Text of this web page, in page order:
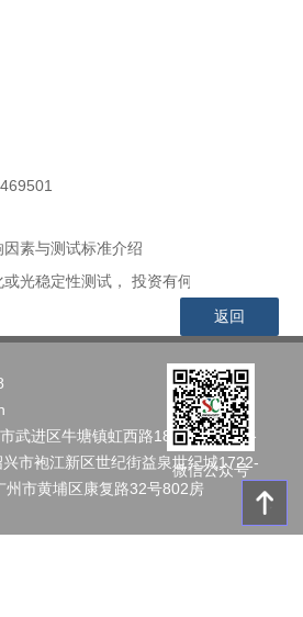
素与测试标准介绍
光稳定性测试， 投资有何回报？
返回
微信公众号
武进区牛塘镇虹西路186号创智云谷
市袍江新区世纪街益泉世纪城1722-
州市黄埔区康复路32号802房